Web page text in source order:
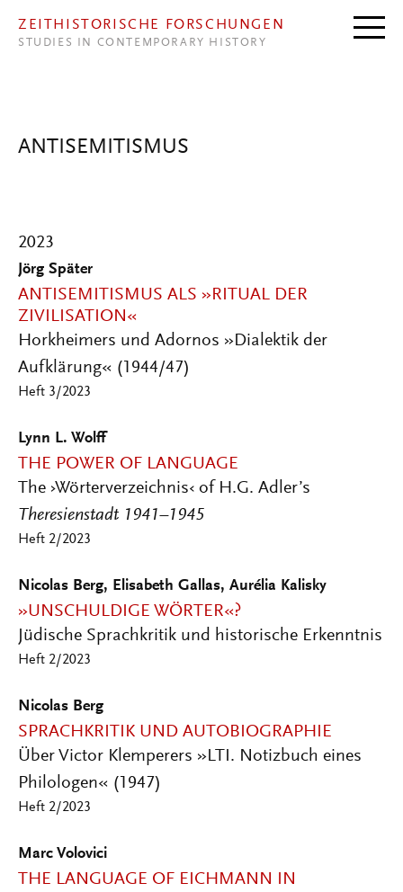
ZEITHISTORISCHE FORSCHUNGEN
STUDIES IN CONTEMPORARY HISTORY
ANTISEMITISMUS
2023
Jörg Später
ANTISEMITISMUS ALS »RITUAL DER
ZIVILISATION«
Horkheimers und Adornos »Dialektik der
Aufklärung« (1944/47)
Heft 3/2023
Lynn L. Wolff
THE POWER OF LANGUAGE
The ›Wörterverzeichnis‹ of H.G. Adler’s
Theresienstadt 1941–1945
Heft 2/2023
Nicolas Berg, Elisabeth Gallas, Aurélia Kalisky
»UNSCHULDIGE WÖRTER«?
Jüdische Sprachkritik und historische Erkenntnis
Heft 2/2023
Nicolas Berg
SPRACHKRITIK UND AUTOBIOGRAPHIE
Über Victor Klemperers »LTI. Notizbuch eines
Philologen« (1947)
Heft 2/2023
Marc Volovici
THE LANGUAGE OF EICHMANN IN